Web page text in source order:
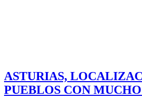
ASTURIAS,
PUEBLOS CON